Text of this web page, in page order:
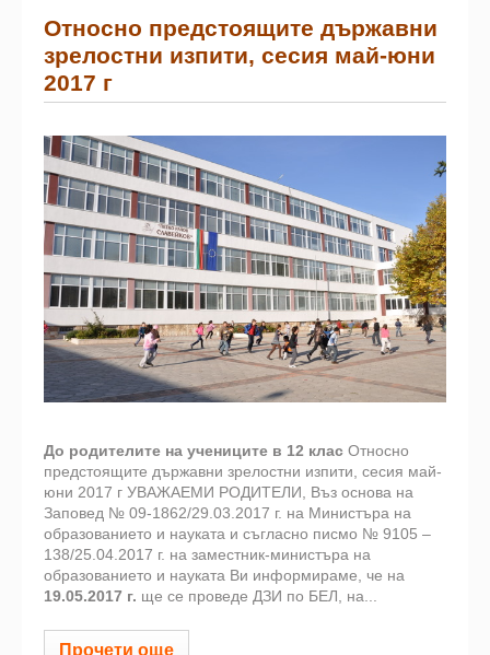
Относно предстоящите държавни
зрелостни изпити, сесия май-юни
2017 г
До родителите на учениците в 12 клас Относно
предстоящите държавни зрелостни изпити, сесия май-
юни 2017 г УВАЖАЕМИ РОДИТЕЛИ, Въз основа на
Заповед № 09-1862/29.03.2017 г. на Министъра на
образованието и науката и съгласно писмо № 9105 –
138/25.04.2017 г. на заместник-министъра на
образованието и науката Ви информираме, че на
19.05.2017 г. ще се проведе ДЗИ по БЕЛ, на...
Прочети още